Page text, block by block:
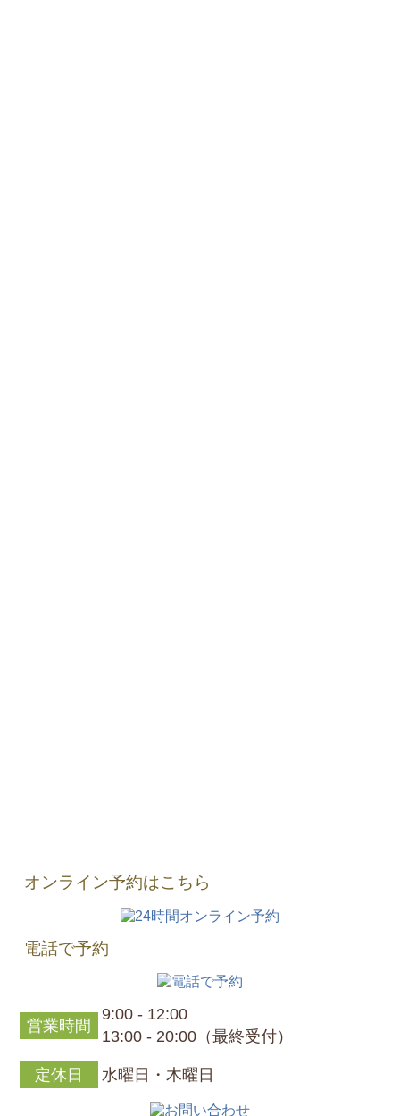
オンライン予約はこちら
電話で予約
営業時間
9:00 - 12:00
13:00 - 20:00（最終受付）
定休日 水曜日・木曜日